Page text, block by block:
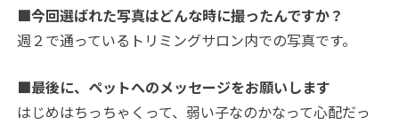
■今回選ばれた写真はどんな時に撮ったんですか？
週２で通っているトリミングサロン内での写真です。
■最後に、ペットへのメッセージをお願いします
はじめはちっちゃくって、弱い子なのかなって心配だっ